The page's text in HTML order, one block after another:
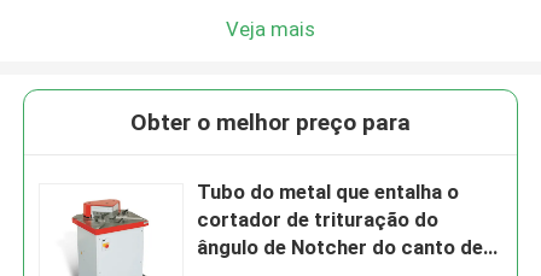
Veja mais
Obter o melhor preço para
Tubo do metal que entalha o
cortador de trituração do
ângulo de Notcher do canto de